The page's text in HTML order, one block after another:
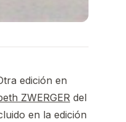
edición en
ZWERGER del
en la edición